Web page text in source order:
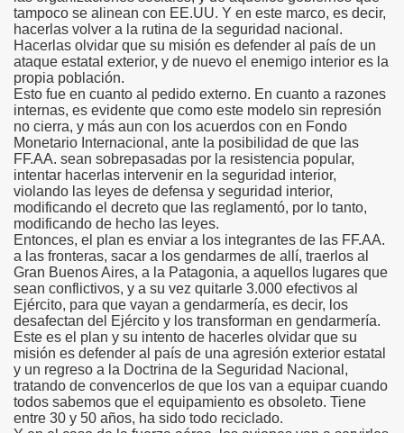
tampoco se alinean con EE.UU. Y en este marco, es decir,
hacerlas volver a la rutina de la seguridad nacional.
Hacerlas olvidar que su misión es defender al país de un
ataque estatal exterior, y de nuevo el enemigo interior es la
propia población.
Esto fue en cuanto al pedido externo. En cuanto a razones
internas, es evidente que como este modelo sin represión
no cierra, y más aun con los acuerdos con en Fondo
Monetario Internacional, ante la posibilidad de que las
FF.AA. sean sobrepasadas por la resistencia popular,
intentar hacerlas intervenir en la seguridad interior,
violando las leyes de defensa y seguridad interior,
modificando el decreto que las reglamentó, por lo tanto,
modificando de hecho las leyes.
Entonces, el plan es enviar a los integrantes de las FF.AA.
a las fronteras, sacar a los gendarmes de allí, traerlos al
Gran Buenos Aires, a la Patagonia, a aquellos lugares que
sean conflictivos, y a su vez quitarle 3.000 efectivos al
Ejército, para que vayan a gendarmería, es decir, los
desafectan del Ejército y los transforman en gendarmería.
Este es el plan y su intento de hacerles olvidar que su
misión es defender al país de una agresión exterior estatal
y un regreso a la Doctrina de la Seguridad Nacional,
tratando de convencerlos de que los van a equipar cuando
todos sabemos que el equipamiento es obsoleto. Tiene
entre 30 y 50 años, ha sido todo reciclado.